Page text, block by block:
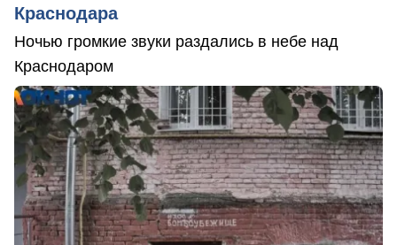
Краснодара
Ночью громкие звуки раздались в небе над
Краснодаром